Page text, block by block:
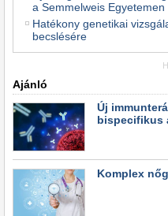
a Semmelweis Egyetemen
Hatékony genetikai
becslésére
Ajánló
Új
bispecifikus
Komplex